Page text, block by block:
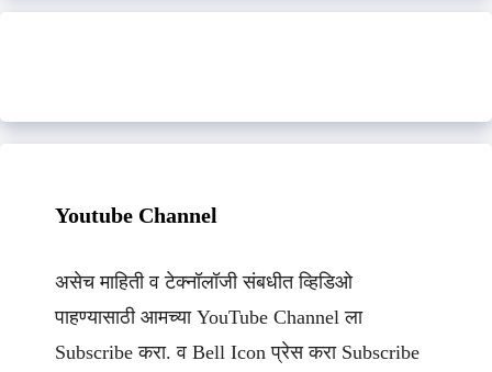
Youtube Channel
असेच माहिती व टेक्नॉलॉजी संबधीत व्हिडिओ
पाहण्यासाठी आमच्या YouTube Channel ला
Subscribe करा. व Bell Icon प्रेस करा Subscribe